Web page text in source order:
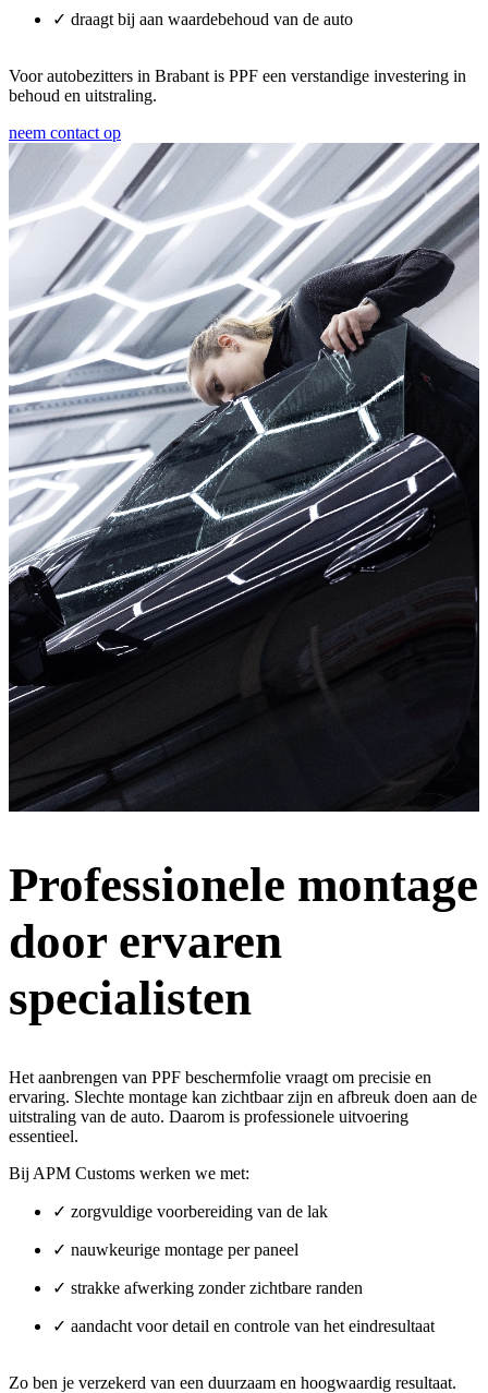
✓ draagt bij aan waardebehoud van de auto
Voor autobezitters in Brabant is PPF een verstandige investering in
behoud en uitstraling.
neem contact op
Professionele montage
door ervaren
specialisten
Het aanbrengen van PPF beschermfolie vraagt om precisie en
ervaring. Slechte montage kan zichtbaar zijn en afbreuk doen aan de
uitstraling van de auto. Daarom is professionele uitvoering
essentieel.
Bij APM Customs werken we met:
✓ zorgvuldige voorbereiding van de lak
✓ nauwkeurige montage per paneel
✓ strakke afwerking zonder zichtbare randen
✓ aandacht voor detail en controle van het eindresultaat
Zo ben je verzekerd van een duurzaam en hoogwaardig resultaat.